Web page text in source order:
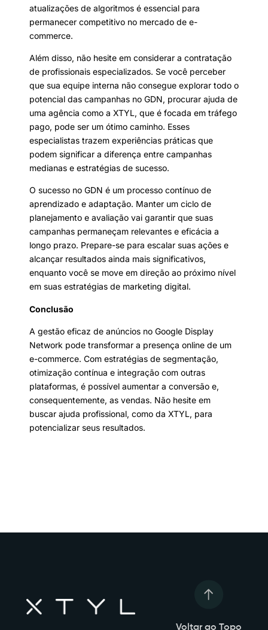
atualizações de algoritmos é essencial para
permanecer competitivo no mercado de e-
commerce.
Além disso, não hesite em considerar a contratação
de profissionais especializados. Se você perceber
que sua equipe interna não consegue explorar todo o
potencial das campanhas no GDN, procurar ajuda de
uma agência como a XTYL, que é focada em tráfego
pago, pode ser um ótimo caminho. Esses
especialistas trazem experiências práticas que
podem significar a diferença entre campanhas
medianas e estratégias de sucesso.
O sucesso no GDN é um processo contínuo de
aprendizado e adaptação. Manter um ciclo de
planejamento e avaliação vai garantir que suas
campanhas permaneçam relevantes e eficácia a
longo prazo. Prepare-se para escalar suas ações e
alcançar resultados ainda mais significativos,
enquanto você se move em direção ao próximo nível
em suas estratégias de marketing digital.
Conclusão
A gestão eficaz de anúncios no Google Display
Network pode transformar a presença online de um
e-commerce. Com estratégias de segmentação,
otimização contínua e integração com outras
plataformas, é possível aumentar a conversão e,
consequentemente, as vendas. Não hesite em
buscar ajuda profissional, como da XTYL, para
potencializar seus resultados.
Voltar ao Topo